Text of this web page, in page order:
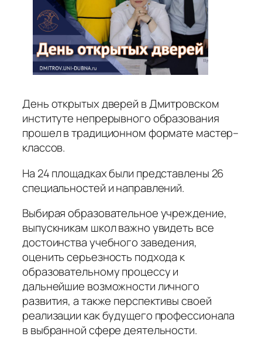
День открытых дверей в Дмитровском
институте непрерывного образования
прошел в традиционном формате мастер–
классов.
На 24 площадках были представлены 26
специальностей и направлений.
Выбирая образовательное учреждение,
выпускникам школ важно увидеть все
достоинства учебного заведения,
оценить серьезность подхода к
образовательному процессу и
дальнейшие возможности личного
развития, а также перспективы своей
реализации как будущего профессионала
в выбранной сфере деятельности.